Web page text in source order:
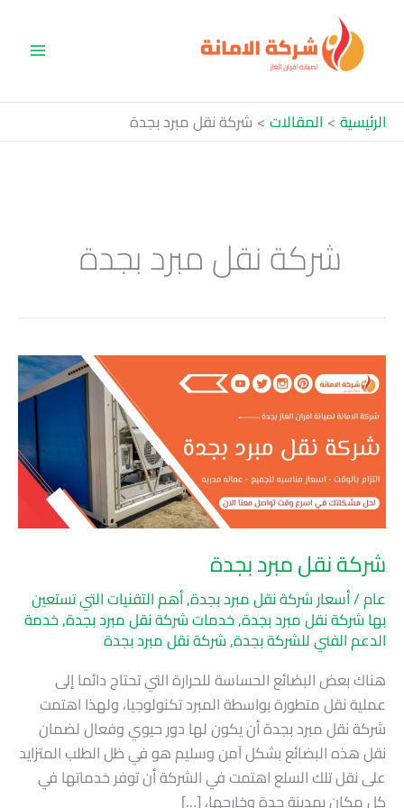
المحتوى
الرئيسية المقالات شركة نقل مبرد بجدة
شركة نقل مبرد بجدة
شركة نقل مبرد بجدة
عام/أسعار شركة نقل مبرد بجدة,أهم التقنيات التي تستعين
بها شركة نقل مبرد بجدة,خدمات شركة نقل مبرد بجدة,خدمة
الدعم الفني للشركة بجدة,شركة نقل مبرد بجدة
هناك بعض البضائع الحساسة للحرارة التي تحتاج دائما إلى
عملية نقل متطورة بواسطة المبرد تكنولوجيا، ولهذا اهتمت
شركة نقل مبرد بجدة أن يكون لها دور حيوي وفعال لضمان
نقل هذه البضائع بشكل آمن وسليم هو في ظل الطلب المتزايد
على نقل تلك السلع اهتمت في الشركة أن توفر خدماتها في
كل مكان بمدينة جدة وخارجها، […]
نقل
مبرد
بجدة